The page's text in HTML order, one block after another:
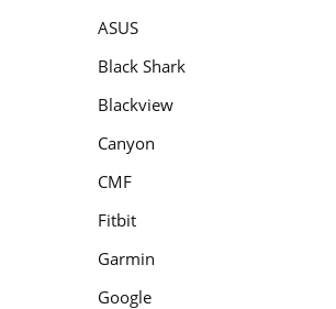
ASUS
Black Shark
Blackview
Canyon
CMF
Fitbit
Garmin
Google